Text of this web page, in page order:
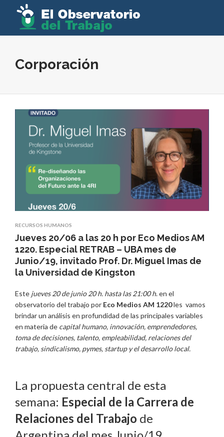
Corporación
RECURSOS HUMANOS
Jueves 20/06 a las 20 h por Eco Medios AM
1220. Especial RETRAB – UBA mes de
Junio/19, invitado Prof. Dr. Miguel Imas de
la Universidad de Kingston
Este jueves 20 de junio 20 h. hasta las 21:00 h. en el
observatorio del trabajo por Eco Medios AM 1220les vamos
brindar un análisis en profundidad de las principales variables
en materia de capital humano, innovación, emprendedores,
toma de decisiones, talento, empleabilidad, relaciones del
trabajo, sindicalismo, pymes, startup y el desarrollo local.
La propuesta central de esta
semana: Especial de la Carrera de
Relaciones del Trabajo de